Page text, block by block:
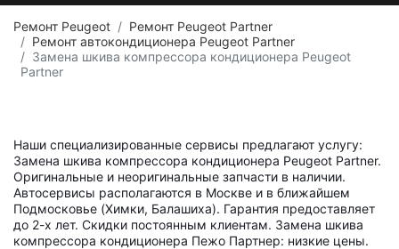
Ремонт Peugeot
Ремонт Peugeot Partner
Ремонт автокондиционера Peugeot Partner
Замена шкива компрессора кондиционера Peugeot
Partner
Наши специализированные сервисы предлагают услугу:
Замена шкива компрессора кондиционера Peugeot Partner.
Оригинальные и неоригинальные запчасти в наличии.
Автосервисы располагаются в Москве и в ближайшем
Подмосковье (Химки, Балашиха). Гарантия предоставляет
до 2-х лет. Скидки постоянным клиентам. Замена шкива
компрессора кондиционера Пежо Партнер: низкие цены.